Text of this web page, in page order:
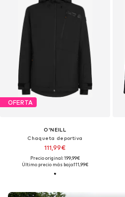
OFERTA
O'NEILL
Chaqueta deportiva
111,99€
Precio original: 199,99€
Último precio más bajo:111,99€